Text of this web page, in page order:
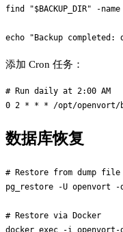
find "$BACKUP_DIR" -
添加 Cron 任务：
# Run daily at 2:00 AM
数据库恢复
# Restore from dump
pg_restore -U openvort -
# Restore via Docker